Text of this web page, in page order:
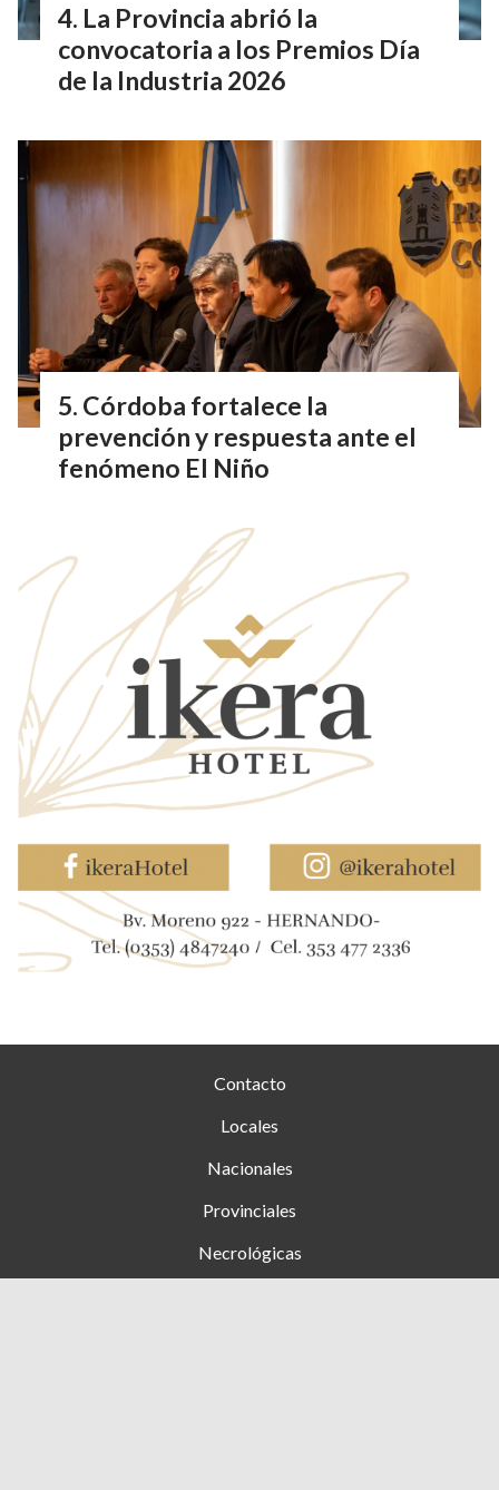
La Provincia abrió la
convocatoria a los Premios Día
de la Industria 2026
Córdoba fortalece la
prevención y respuesta ante el
fenómeno El Niño
Contacto
Locales
Nacionales
Provinciales
Necrológicas